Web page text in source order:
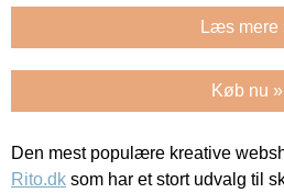
Læs mere
Køb nu »
Den mest populære kreative
Rito.dk som har et stort udvalg til